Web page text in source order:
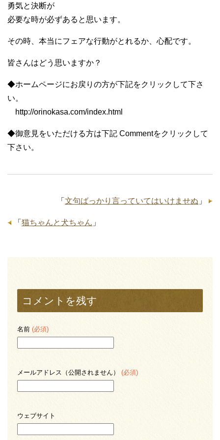
勇気と決断が
必要な時が必ずあると思います。
その時、本当にフェアな行動がとれるか、心配です。
皆さんはどう思いますか？
◆ホームページにお戻りの方が下記をクリックして下さ
い。
http://orinokasa.com/index.html
◆御意見をいただける方は下記 Commentをクリックして
下さい。
「 文句ばっかり言っていてはいけませぬ 」
「 猫ちゃんと犬ちゃん 」
コメントを残す
名前 (必須)
メールアドレス（公開されません） (必須)
ウェブサイト